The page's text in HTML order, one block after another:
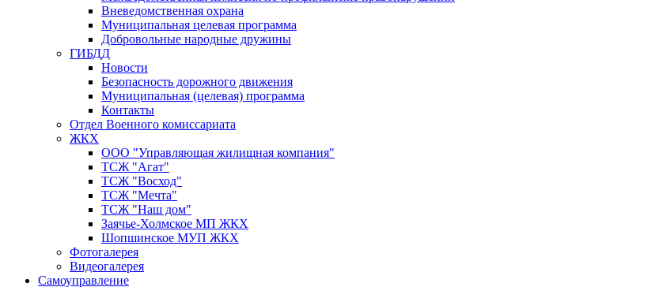
Вневедомственная охрана
Муниципальная целевая программа
Добровольные народные дружины
ГИБДД
Новости
Безопасность дорожного движения
Муниципальная (целевая) программа
Контакты
Отдел Военного комиссариата
ЖКХ
ООО "Управляющая жилищная компания"
ТСЖ "Агат"
ТСЖ "Восход"
ТСЖ "Мечта"
ТСЖ "Наш дом"
Заячье-Холмское МП ЖКХ
Шопшинское МУП ЖКХ
Фотогалерея
Видеогалерея
Самоуправление